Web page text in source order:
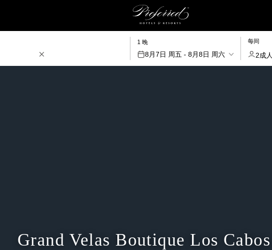
1 晚
8月7日 周五 - 8月8日 周六
每间
2成人
Grand Velas Boutique Los Cabos